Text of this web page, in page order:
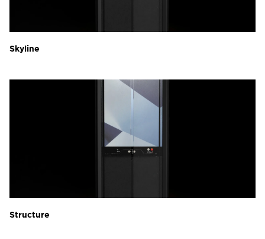
Skyline
Structure